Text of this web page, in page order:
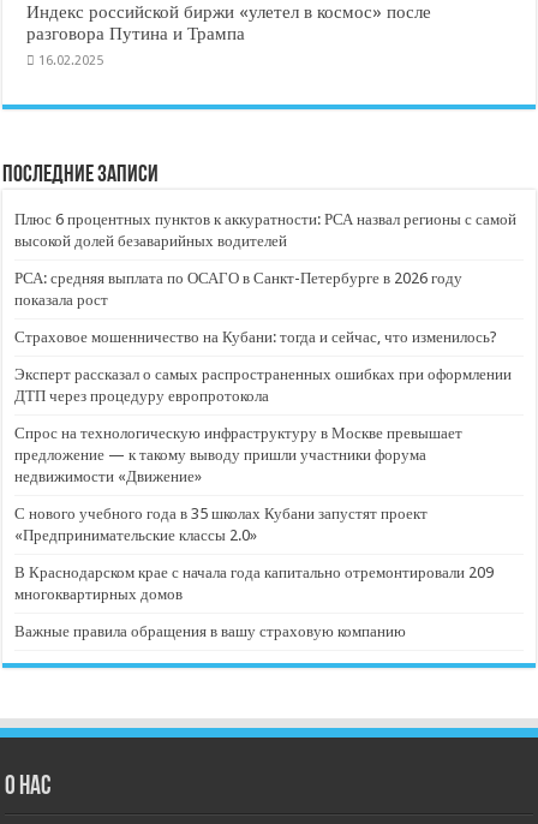
Индекс российской биржи «улетел в космос» после
разговора Путина и Трампа
16.02.2025
Последние записи
Плюс 6 процентных пунктов к аккуратности: РСА назвал регионы с самой
высокой долей безаварийных водителей
РСА: средняя выплата по ОСАГО в Санкт-Петербурге в 2026 году
показала рост
Страховое мошенничество на Кубани: тогда и сейчас, что изменилось?
Эксперт рассказал о самых распространенных ошибках при оформлении
ДТП через процедуру европротокола
Спрос на технологическую инфраструктуру в Москве превышает
предложение — к такому выводу пришли участники форума
недвижимости «Движение»
С нового учебного года в 35 школах Кубани запустят проект
«Предпринимательские классы 2.0»
В Краснодарском крае с начала года капитально отремонтировали 209
многоквартирных домов
Важные правила обращения в вашу страховую компанию
О нас